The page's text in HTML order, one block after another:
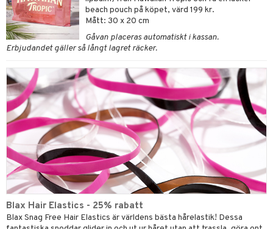
beach pouch på köpet, värd 199 kr.
Mått: 30 x 20 cm
Gåvan placeras automatiskt i kassan.
Erbjudandet gäller så långt lagret räcker.
Blax Hair Elastics - 25% rabatt
Blax Snag Free Hair Elastics är världens bästa hårelastik! Dessa